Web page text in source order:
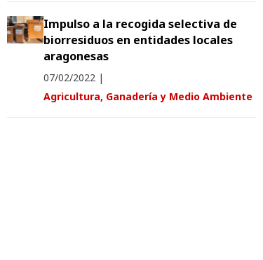
Impulso a la recogida selectiva de
biorresiduos en entidades locales
aragonesas
07/02/2022 |
Agricultura, Ganadería y Medio Ambiente